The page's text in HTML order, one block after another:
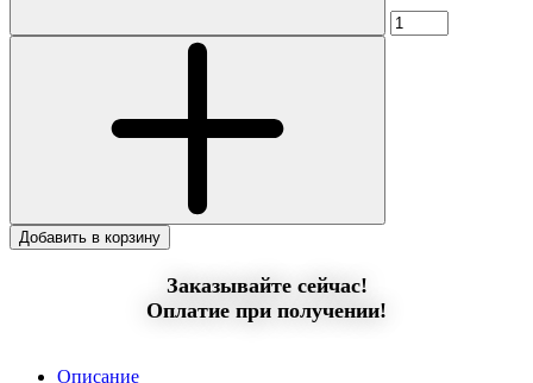
Добавить в корзину
Заказывайте сейчас!
Оплатие при получении!
Описание